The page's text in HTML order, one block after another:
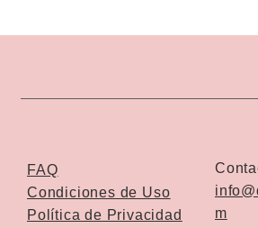
FAQ
Condiciones de Uso
Política de Privacidad
m